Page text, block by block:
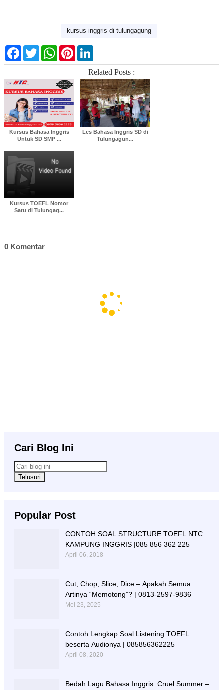
kursus inggris di tulungagung
F
c
b
o
o
k
T
w
i
t
e
r
W
a
s
A
p
p
P
n
L
n
k
e
d
I
n
Related Posts :
Kursus Bahasa Inggris
Untuk SD SMP ...
Les Bahasa Inggris SD di
Tulungagun...
Kursus TOEFL Nomor
Satu di Tulungag...
0 Komentar
Cari Blog Ini
Popular Post
CONTOH SOAL STRUCTURE TOEFL NTC
KAMPUNG INGGRIS |085 856 362 225
April 06, 2018
Cut, Chop, Slice, Dice – Apakah Semua
Artinya “Memotong”? | 0813-2597-9836
Mei 23, 2025
Contoh Lengkap Soal Listening TOEFL
beserta Audionya | 085856362225
April 08, 2020
Bedah Lagu Bahasa Inggris: Cruel Summer –